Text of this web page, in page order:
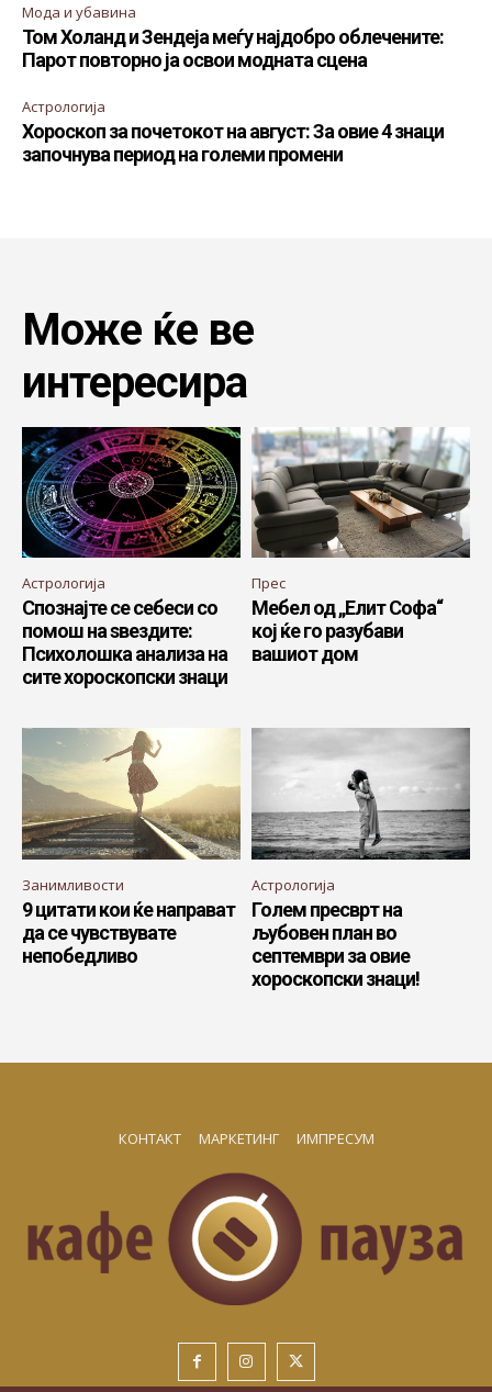
Мода и убавина
Том Холанд и Зендеја меѓу најдобро облечените:
Парот повторно ја освои модната сцена
Астрологија
Хороскоп за почетокот на август: За овие 4 знаци
започнува период на големи промени
Може ќе ве
интересира
Астрологија
Спознајте се себеси со
помош на ѕвездите:
Психолошка анализа на
сите хороскопски знаци
Прес
Мебел од „Елит Софа“
кој ќе го разубави
вашиот дом
Занимливости
9 цитати кои ќе направат
да се чувствувате
непобедливо
Астрологија
Голем пресврт на
љубовен план во
септември за овие
хороскопски знаци!
КОНТАКТ МАРКЕТИНГ ИМПРЕСУМ